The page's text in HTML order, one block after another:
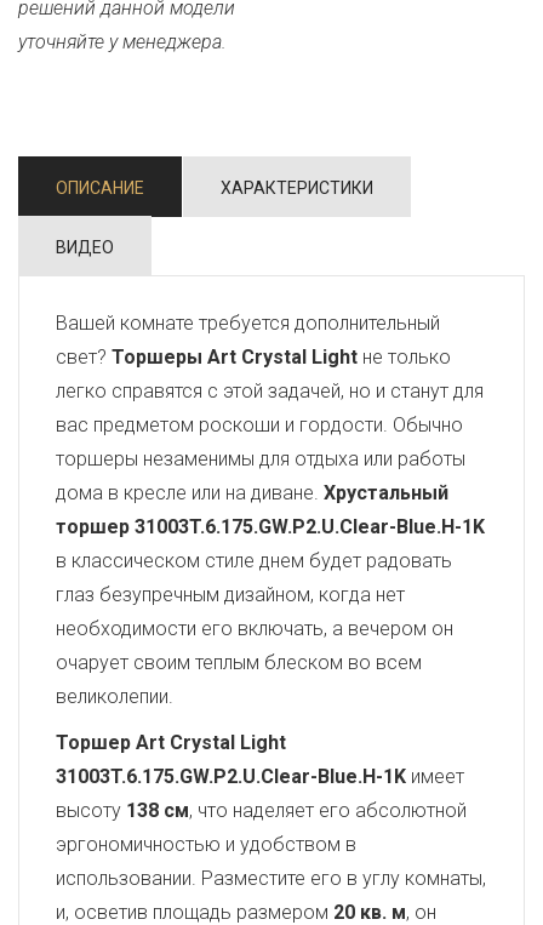
решений данной модели
уточняйте у менеджера.
ОПИСАНИЕ ХАРАКТЕРИСТИКИ
ВИДЕО
Вашей комнате требуется дополнительный
свет? Торшеры Art Crystal Light не только
легко справятся с этой задачей, но и станут для
вас предметом роскоши и гордости. Обычно
торшеры незаменимы для отдыха или работы
дома в кресле или на диване. Хрустальный
торшер 31003T.6.175.GW.P2.U.Clear-Blue.H-1K
в классическом стиле днем будет радовать
глаз безупречным дизайном, когда нет
необходимости его включать, а вечером он
очарует своим теплым блеском во всем
великолепии.
Торшер Art Crystal Light
31003T.6.175.GW.P2.U.Clear-Blue.H-1K имеет
высоту 138 см, что наделяет его абсолютной
эргономичностью и удобством в
использовании. Разместите его в углу комнаты,
и, осветив площадь размером 20 кв. м, он